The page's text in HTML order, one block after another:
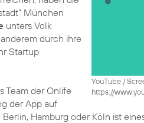
YouTube /
https://
München
unters Volk
durch ihre
Startup
Team der Onlife
der App auf
Berlin, Hamburg oder Köln ist